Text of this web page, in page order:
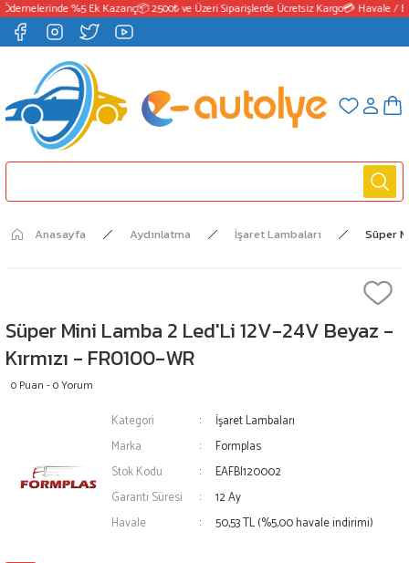
%5 Ek Kazanç📦 2500₺ ve Üzeri Siparişlerde Ücretsiz Kargo💳 Havale /
Anasayfa Aydınlatma İşaret Lambaları Süper
Süper Mini Lamba 2 Led'Li 12V-24V Beyaz -
Kırmızı - FR0100-WR
0 Puan - 0 Yorum
Kategori
İşaret Lambaları
Marka
Formplas
Stok Kodu
EAFBI120002
Garanti Süresi
12 Ay
Havale
50,53 TL (%5,00 havale indirimi)